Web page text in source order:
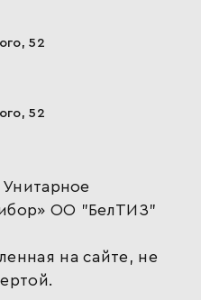
52
52
ОО "БелТИЗ"
на сайте, не